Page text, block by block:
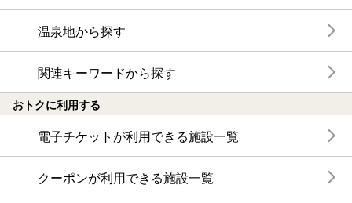
温泉地から探す
関連キーワードから探す
おトクに利用する
電子チケットが利用できる施設一覧
クーポンが利用できる施設一覧